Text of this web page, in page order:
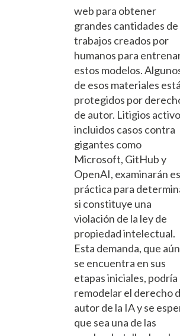
web para obtener
grandes cantidades de
trabajos creados por
humanos para
estos modelos.
de esos materiales
protegidos por
de autor. Litigios
incluidos casos contra
gigantes como
Microsoft, GitHub y
OpenAI, examinarán
práctica para
si constituye una
violación de la ley de
propiedad intelectual.
Esta demanda, que aún
se encuentra en sus
etapas iniciales, podría
remodelar el derecho
autor de la IA y se
que sea una de las